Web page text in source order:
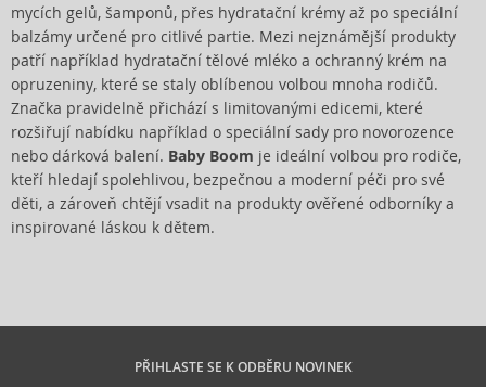
mycích gelů, šamponů, přes hydratační krémy až po speciální
balzámy určené pro citlivé partie. Mezi nejznámější produkty
patří například hydratační tělové mléko a ochranný krém na
opruzeniny, které se staly oblíbenou volbou mnoha rodičů.
Značka pravidelně přichází s limitovanými edicemi, které
rozšiřují nabídku například o speciální sady pro novorozence
nebo dárková balení. Baby Boom je ideální volbou pro rodiče,
kteří hledají spolehlivou, bezpečnou a moderní péči pro své
děti, a zároveň chtějí vsadit na produkty ověřené odborníky a
inspirované láskou k dětem.
PŘIHLASTE SE K ODBĚRU NOVINEK